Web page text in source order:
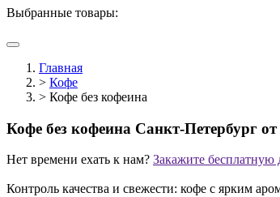
Выбранные товары:
Главная
> Кофе
> Кофе без кофеина
Кофе без кофеина Санкт-Петербург
Нет времени ехать к нам? Закажите бесплатную
Контроль качества и свежести: кофе с ярким